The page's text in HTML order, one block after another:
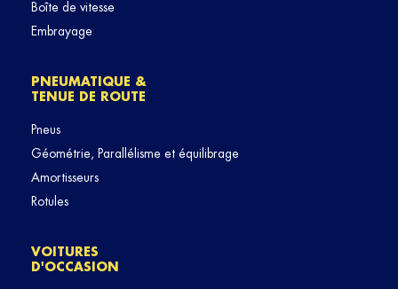
Boîte de vitesse
Embrayage
PNEUMATIQUE &
TENUE DE ROUTE
Pneus
Géométrie, Parallélisme et équilibrage
Amortisseurs
Rotules
VOITURES
D'OCCASION